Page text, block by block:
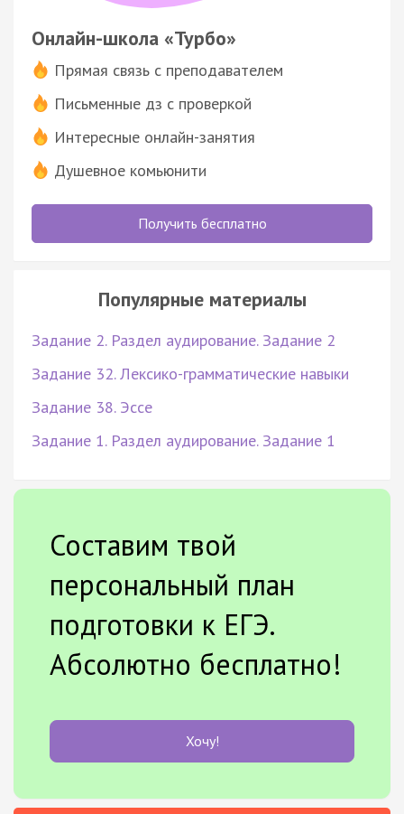
Онлайн-школа «Турбо»
Прямая связь с преподавателем
Письменные дз с проверкой
Интересные онлайн-занятия
Душевное комьюнити
Получить бесплатно
Популярные материалы
Задание 2. Раздел аудирование. Задание 2
Задание 32. Лексико-грамматические навыки
Задание 38. Эссе
Задание 1. Раздел аудирование. Задание 1
Составим твой
персональный план
подготовки к ЕГЭ.
Абсолютно бесплатно!
Хочу!